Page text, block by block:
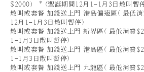
$2000） * (聖誕期間12月1-1月3日散叫暫
散叫或套餐 加錢送上門 港島偏遠區( 最低
12月1-1月3日散叫暫停)
散叫或套餐 加錢送上門 新界區( 最低消費
1-1月3日散叫暫停)
散叫或套餐 加錢送上門 港島區( 最低消費
1-1月3日散叫暫停)
散叫或套餐 加錢送上門 九龍區( 最低消費